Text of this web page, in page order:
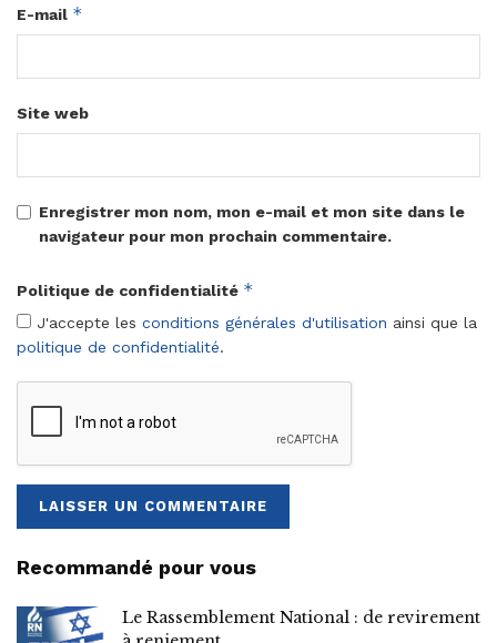
E-mail *
Site web
Enregistrer mon nom, mon e-mail et mon site dans le
navigateur pour mon prochain commentaire.
Politique de confidentialité *
J'accepte les conditions générales d'utilisation ainsi que la
politique de confidentialité.
Recommandé pour vous
Le Rassemblement National : de revirement